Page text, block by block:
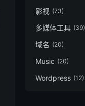
影视 (73)
多媒体工具 (39)
域名 (20)
Music (20)
Wordpress (12)